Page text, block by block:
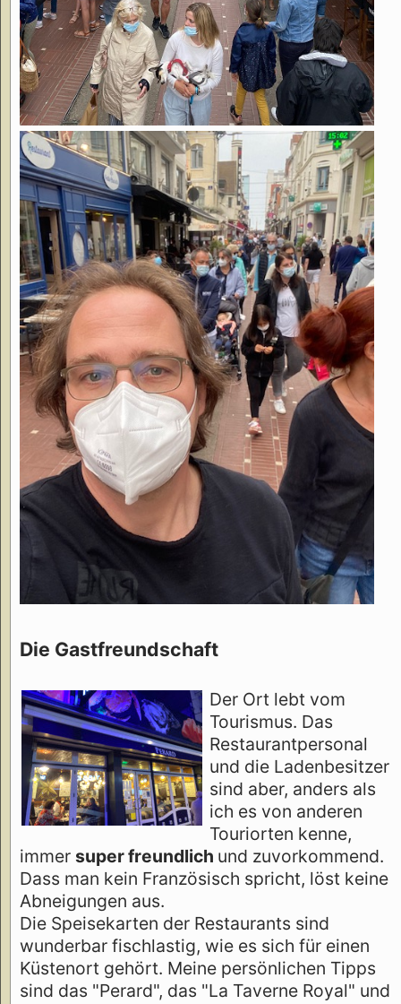
Die Gastfreundschaft
Der Ort lebt vom
Tourismus. Das
Restaurantpersonal
und die Ladenbesitzer
sind aber, anders als
ich es von anderen
Touriorten kenne,
immer super freundlich und zuvorkommend.
Dass man kein Französisch spricht, löst keine
Abneigungen aus.
Die Speisekarten der Restaurants sind
wunderbar fischlastig, wie es sich für einen
Küstenort gehört. Meine persönlichen Tipps
sind das "Perard", das "La Taverne Royal" und